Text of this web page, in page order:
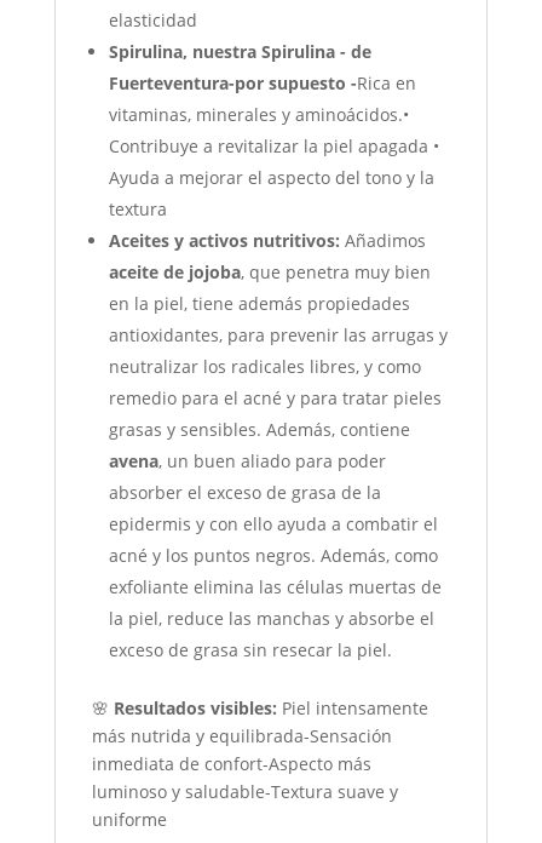
elasticidad
Spirulina, nuestra Spirulina - de
Fuerteventura-por supuesto -Rica en
vitaminas, minerales y aminoácidos.•
Contribuye a revitalizar la piel apagada •
Ayuda a mejorar el aspecto del tono y la
textura
Aceites y activos nutritivos: Añadimos
aceite de jojoba, que penetra muy bien
en la piel, tiene además propiedades
antioxidantes, para prevenir las arrugas y
neutralizar los radicales libres, y como
remedio para el acné y para tratar pieles
grasas y sensibles. Además, contiene
avena, un buen aliado para poder
absorber el exceso de grasa de la
epidermis y con ello ayuda a combatir el
acné y los puntos negros. Además, como
exfoliante elimina las células muertas de
la piel, reduce las manchas y absorbe el
exceso de grasa sin resecar la piel.
🌸 Resultados visibles: Piel intensamente
más nutrida y equilibrada-Sensación
inmediata de confort-Aspecto más
luminoso y saludable-Textura suave y
uniforme